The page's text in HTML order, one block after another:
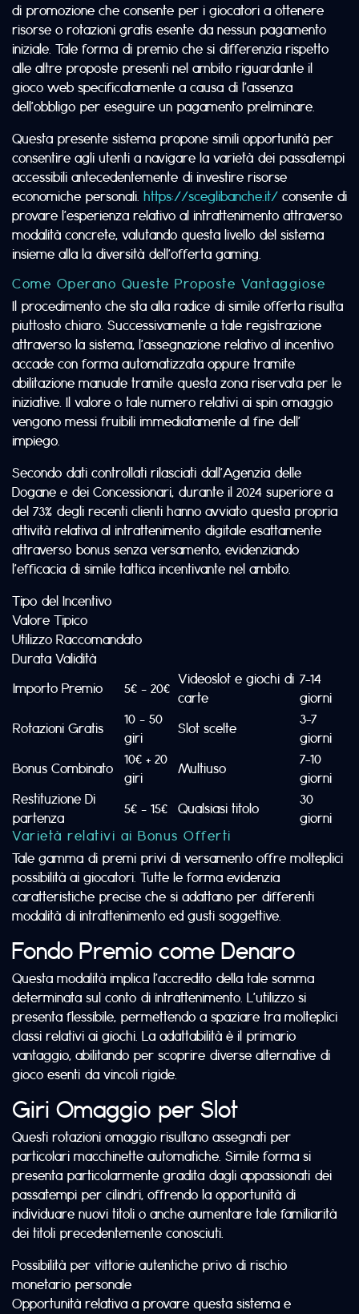
di promozione che consente per i giocatori a ottenere
risorse o rotazioni gratis esente da nessun pagamento
iniziale. Tale forma di premio che si differenzia rispetto
alle altre proposte presenti nel ambito riguardante il
gioco web specificatamente a causa di l’assenza
dell’obbligo per eseguire un pagamento preliminare.
Questa presente sistema propone simili opportunità per
consentire agli utenti a navigare la varietà dei passatempi
accessibili antecedentemente di investire risorse
economiche personali. https://sceglibanche.it/ consente di
provare l’esperienza relativo al intrattenimento attraverso
modalità concrete, valutando questa livello del sistema
insieme alla la diversità dell’offerta gaming.
Come Operano Queste Proposte Vantaggiose
Il procedimento che sta alla radice di simile offerta risulta
piuttosto chiaro. Successivamente a tale registrazione
attraverso la sistema, l’assegnazione relativo al incentivo
accade con forma automatizzata oppure tramite
abilitazione manuale tramite questa zona riservata per le
iniziative. Il valore o tale numero relativi ai spin omaggio
vengono messi fruibili immediatamente al fine dell’
impiego.
Secondo dati controllati rilasciati dall’Agenzia delle
Dogane e dei Concessionari, durante il 2024 superiore a
del 73% degli recenti clienti hanno avviato questa propria
attività relativa al intrattenimento digitale esattamente
attraverso bonus senza versamento, evidenziando
l’efficacia di simile tattica incentivante nel ambito.
Tipo del Incentivo
Valore Tipico
Utilizzo Raccomandato
Durata Validità
Importo Premio
5€ – 20€
Videoslot e giochi di
carte
7-14
giorni
Rotazioni Gratis
10 – 50
giri
Slot scelte
3-7
giorni
Bonus Combinato
10€ + 20
giri
Multiuso
7-10
giorni
Restituzione Di
partenza
5€ – 15€ Qualsiasi titolo
30
giorni
Varietà relativi ai Bonus Offerti
Tale gamma di premi privi di versamento offre molteplici
possibilità ai giocatori. Tutte le forma evidenzia
caratteristiche precise che si adattano per differenti
modalità di intrattenimento ed gusti soggettive.
Fondo Premio come Denaro
Questa modalità implica l’accredito della tale somma
determinata sul conto di intrattenimento. L’utilizzo si
presenta flessibile, permettendo a spaziare tra molteplici
classi relativi ai giochi. La adattabilità è il primario
vantaggio, abilitando per scoprire diverse alternative di
gioco esenti da vincoli rigide.
Giri Omaggio per Slot
Questi rotazioni omaggio risultano assegnati per
particolari macchinette automatiche. Simile forma si
presenta particolarmente gradita dagli appassionati dei
passatempi per cilindri, offrendo la opportunità di
individuare nuovi titoli o anche aumentare tale familiarità
dei titoli precedentemente conosciuti.
Possibilità per vittorie autentiche privo di rischio
monetario personale
Opportunità relativa a provare questa sistema e